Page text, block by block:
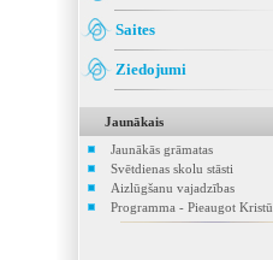
Saites
Ziedojumi
Jaunākais
Jaunākās grāmatas
Svētdienas skolu stāsti
Aizlūgšanu vajadzības
Programma - Pieaugot Kristū